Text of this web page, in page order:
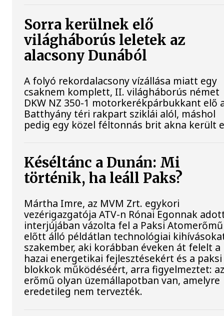
Sorra kerülnek elő
világháborús leletek az
alacsony Dunából
A folyó rekordalacsony vízállása miatt egy
csaknem komplett, II. világháborús német
DKW NZ 350-1 motorkerékpárbukkant elő
Batthyány téri rakpart sziklái alól, máshol
pedig egy közel féltonnás brit akna került
Késéltánc a Dunán: Mi
történik, ha leáll Paks?
Mártha Imre, az MVM Zrt. egykori
vezérigazgatója ATV-n Rónai Egonnak
interjújában vázolta fel a Paksi Atomerőmű
előtt álló példátlan technológiai
szakember, aki korábban éveken át felelt a
hazai energetikai fejlesztésekért és a paksi
blokkok működéséért, arra figyelmeztet:
erőmű olyan üzemállapotban van, amelyre
eredetileg nem tervezték.